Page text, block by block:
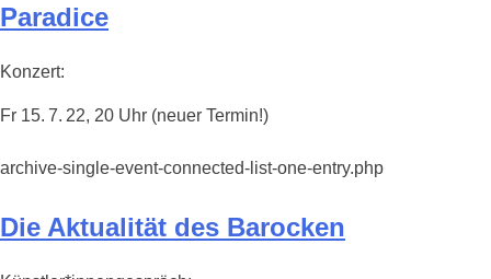
Paradice
Konzert:
Fr 15. 7. 22, 20 Uhr (neuer Termin!)
archive-single-event-connected-list-one-entry.php
Die Aktualität des Barocken